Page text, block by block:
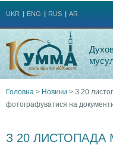
UKR ENG RUS AR
Ви
є
Головна > Новини > З 20
фотографуватися на документи
З 20 ЛИСТОПАДА